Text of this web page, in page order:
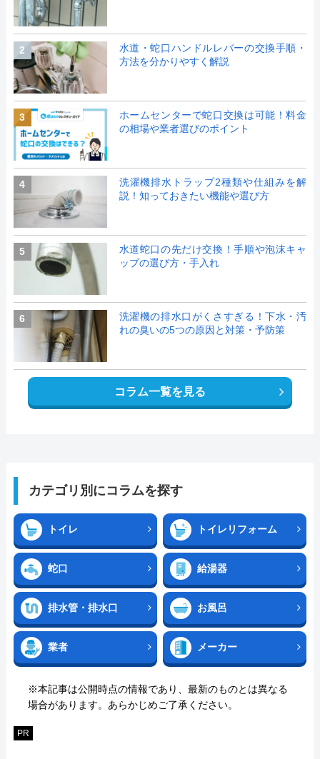
2
水道・蛇口ハンドルレバーの交換手順・
方法を分かりやすく解説
3
ホームセンターで蛇口交換は可能！料金
の相場や業者選びのポイント
4
洗濯機排水トラップ2種類や仕組みを解
説！知っておきたい機能や選び方
5
水道蛇口の先だけ交換！手順や泡沫キャ
ップの選び方・手入れ
6
洗濯機の排水口がくさすぎる！下水・汚
れの臭いの5つの原因と対策・予防策
コラム一覧を見る
カテゴリ別にコラムを探す
トイレ トイレリフォーム
蛇口 給湯器
排水管・排水口 お風呂
業者 メーカー
※本記事は公開時点の情報であり、最新のものとは異なる
場合があります。あらかじめご了承ください。
PR